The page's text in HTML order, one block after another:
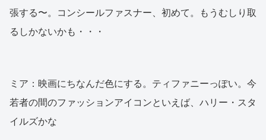
張する〜。コンシールファスナー、初めて。もうむしり取
るしかないかも・・・
ミア：映画にちなんだ色にする。ティファニーっぽい。今
若者の間のファッションアイコンといえば、ハリー・スタ
イルズかな